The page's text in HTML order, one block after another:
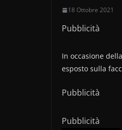
18 Ottobre 2021
Pubblicità
In occasione
esposto sulla
Pubblicità
Pubblicità